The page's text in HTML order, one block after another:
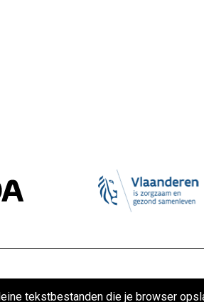
tekstbestanden die je browser